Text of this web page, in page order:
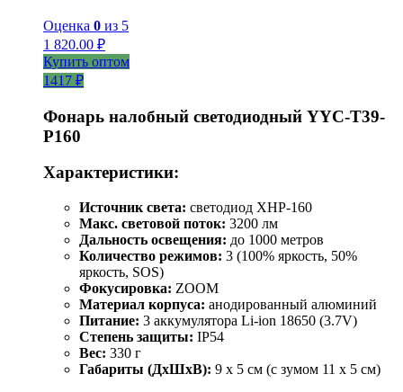
Оценка 0 из 5
1 820.00 ₽
Купить оптом
1417 ₽
Фонарь налобный светодиодный YYC-T39-
P160
Характеристики:
Источник света: светодиод XHP-160
Макс. световой поток: 3200 лм
Дальность освещения: до 1000 метров
Количество режимов: 3 (100% яркость, 50%
яркость, SOS)
Фокусировка: ZOOM
Материал корпуса: анодированный алюминий
Питание: 3 аккумулятора Li-ion 18650 (3.7V)
Степень защиты: IP54
Вес: 330 г
Габариты (ДхШхВ): 9 x 5 см (с зумом 11 x 5 см)